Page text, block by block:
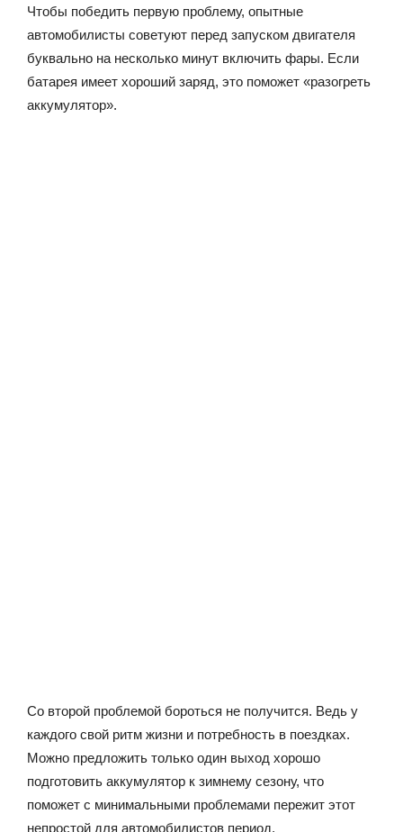
Чтобы победить первую проблему, опытные
автомобилисты советуют перед запуском двигателя
буквально на несколько минут включить фары. Если
батарея имеет хороший заряд, это поможет «разогреть
аккумулятор».
Со второй проблемой бороться не получится. Ведь у
каждого свой ритм жизни и потребность в поездках.
Можно предложить только один выход хорошо
подготовить аккумулятор к зимнему сезону, что
поможет с минимальными проблемами пережит этот
непростой для автомобилистов период.